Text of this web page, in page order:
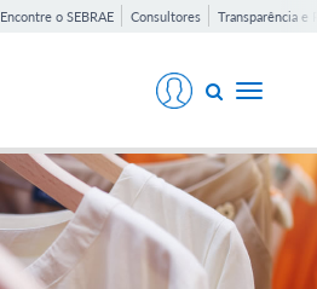
Encontre o SEBRAE Consultores Transparência e
Toggle